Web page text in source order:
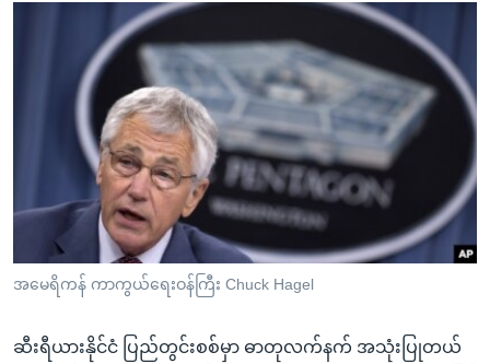
ညွန်း
စာမျက်နှာ
သို့
ရန်
အစ္စရေး-ပါလက်စတိုင်း
အင်္ဂလိပ်စာလေ့လာမယ်
အမေရိကန်သုံးအီဒီယံ
မကြေးမုံရဲ့ အင်္ဂလိပ်စာ
ရုပ်ရှင်ထဲက အင်္ဂလိပ်စာ
သုတပဒေသာ အင်္ဂလိပ်စာ
အပတ်စဉ်ကဏ္ဍများ
ရေဒီယိုနှင့်ရုပ်သံ အချက်အလက်များ
ရေဒီယို/တီဗွီအစီအစဉ်
Learning English
ဗွီအိုအေ လူမှုကွန်ယက်များ
အမေရိကန် ကာကွယ်ရေးဝန်ကြီး Chuck Hagel
ဆီးရီယားနိုင်ငံ ပြည်တွင်းစစ်မှာ ဓာတုလက်နက် အသုံးပြုတယ်